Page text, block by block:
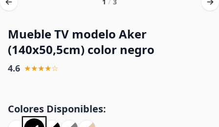
Mueble TV modelo Aker
(140x50,5cm) color negro
4.6 ★★★★☆
Colores Disponibles: